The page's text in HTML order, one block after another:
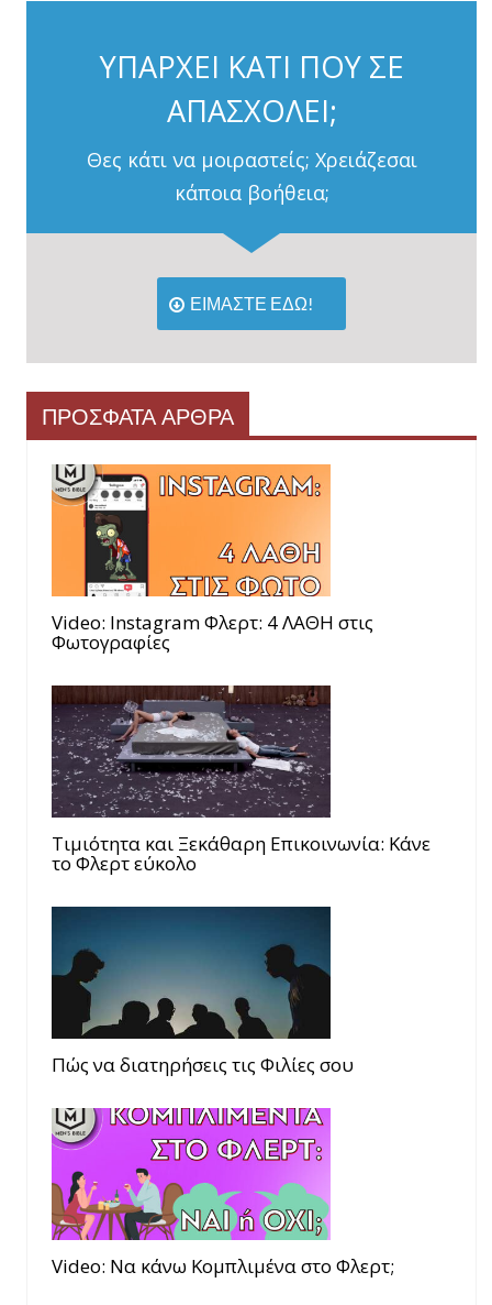
ΥΠΑΡΧΕΙ ΚΑΤΙ ΠΟΥ ΣΕ
ΑΠΑΣΧΟΛΕΙ;
Θες κάτι να μοιραστείς; Χρειάζεσαι
κάποια βοήθεια;
ΕΙΜΑΣΤΕ ΕΔΩ!
ΠΡΟΣΦΑΤΑ ΑΡΘΡΑ
Video: Instagram Φλερτ: 4 ΛΑΘΗ στις
Φωτογραφίες
Τιμιότητα και Ξεκάθαρη Επικοινωνία: Κάνε
το Φλερτ εύκολο
Πώς να διατηρήσεις τις Φιλίες σου
Video: Να κάνω Κομπλιμένα στο Φλερτ;